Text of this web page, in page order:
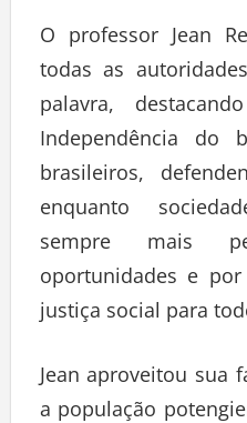
O professor Jean
todas as
palavra,
Independência do
brasileiros,
enquanto
sempre mais
oportunidades e
justiça social para
Jean aproveitou sua
a população